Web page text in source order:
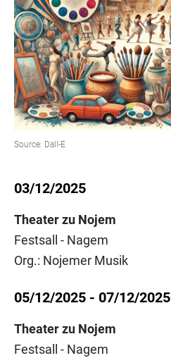
Source: Dall-E
03/12/2025
Theater zu Nojem
Festsall - Nagem
Org.: Nojemer Musik
05/12/2025 - 07/12/2025
Theater zu Nojem
Festsall - Nagem